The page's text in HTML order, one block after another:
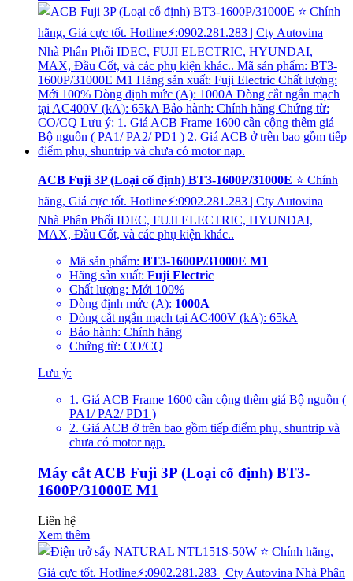
ACB Fuji 3P (Loại cố định) BT3-1600P/31000E ⭐ Chính
hãng, Giá cực tốt. Hotline⚡:0902.281.283 | Cty Autovina
Nhà Phân Phối IDEC, FUJI ELECTRIC, HYUNDAI,
MAX, Đầu Cốt, và các phụ kiện khác..
Mã sản phẩm: BT3-1600P/31000E M1
Hãng sản xuất: Fuji Electric
Chất lượng: Mới 100%
Dòng định mức (A): 1000A
Dòng cắt ngắn mạch tại AC400V (kA): 65kA
Bảo hành: Chính hãng
Chứng từ: CO/CQ
Lưu ý:
1. Giá ACB Frame 1600 cần cộng thêm giá Bộ nguồn (
PA1/ PA2/ PD1 )
2. Giá ACB ở trên bao gồm tiếp điểm phụ, shuntrip và
chưa có motor nạp.
Máy cắt ACB Fuji 3P (Loại cố định) BT3-
1600P/31000E M1
Liên hệ
Xem thêm